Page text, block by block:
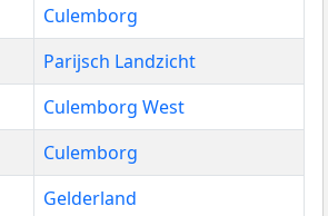
Culemborg
Parijsch Landzicht
Culemborg West
Culemborg
Gelderland